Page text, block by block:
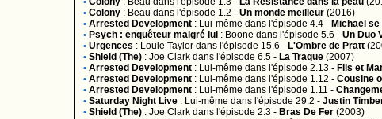
• Colony : Beau dans l'épisode 1.2 - Un monde meilleur (2016)
• Arrested Development : Lui-même dans l'épisode 4.4 - Michael
• Psych : enquêteur malgré lui : Boone dans l'épisode 5.6 - Un Duo
• Urgences : Louie Taylor dans l'épisode 15.6 - L'Ombre de Pratt
• Shield (The) : Joe Clark dans l'épisode 6.5 - La Traque (2007)
• Arrested Development : Lui-même dans l'épisode 2.13 - Fils et
• Arrested Development : Lui-même dans l'épisode 1.12 - Cousine
• Arrested Development : Lui-même dans l'épisode 1.11 -
• Saturday Night Live : Lui-même dans l'épisode 29.2 - Justin
• Shield (The) : Joe Clark dans l'épisode 2.3 - Bras De Fer (2003)